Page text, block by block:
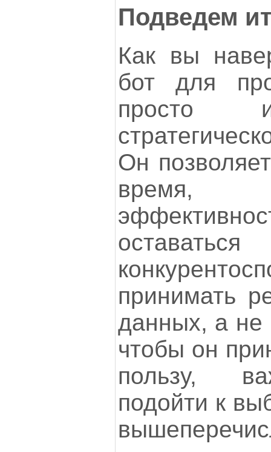
Подведем
Как вы
бот для
просто
Он
время,
оставаться
принимать
данных, а не
чтобы он
пользу,
подойти к